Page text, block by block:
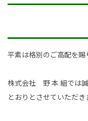
平素は格別のご高配を賜
株式会社 野 本 組では
とおりとさせていただき
土木部門